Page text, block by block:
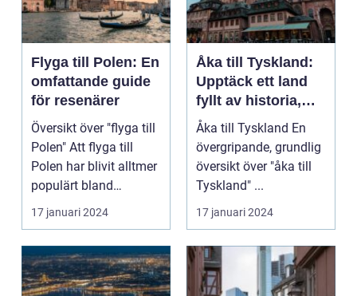
Flyga till Polen: En
omfattande guide
för resenärer
Översikt över "flyga till
Polen" Att flyga till
Polen har blivit alltmer
populärt bland
resenärer s...
17 januari 2024
Åka till Tyskland:
Upptäck ett land
fyllt av historia,
kultur och
variation
Åka till Tyskland En
övergripande, grundlig
översikt över "åka till
Tyskland" ...
17 januari 2024